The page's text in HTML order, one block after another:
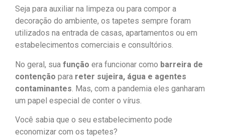
Seja para auxiliar na limpeza ou para compor a
decoração do ambiente, os tapetes sempre foram
utilizados na entrada de casas, apartamentos ou em
estabelecimentos comerciais e consultórios.
No geral, sua função era funcionar como barreira de
contenção para reter sujeira, água e agentes
contaminantes . Mas, com a pandemia eles ganharam
um papel especial de conter o vírus.
Você sabia que o seu estabelecimento pode
economizar com os tapetes?